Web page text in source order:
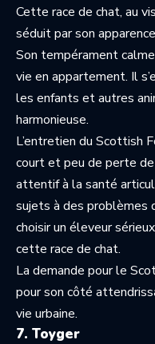
Cette race de chat, au
séduit par son
Son tempérament
vie en appartement. Il
les enfants et autres
harmonieuse.
L’entretien du Scottish
court et peu de perte
attentif à la santé
sujets à des problèmes
choisir un éleveur
cette race de chat.
La demande pour le
pour son côté
vie urbaine.
7. Toyger